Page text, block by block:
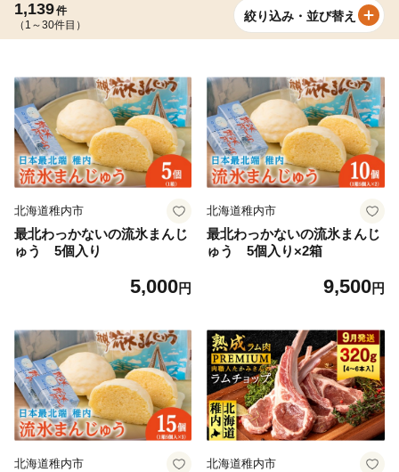
1,139件
（1～30件目）
絞り込み・並び替え
北海道稚内市
最北わっかないの流氷まんじ
ゅう 5個入り
5,000円
北海道稚内市
最北わっかないの流氷まんじ
ゅう 5個入り×2箱
9,500円
北海道稚内市 北海道稚内市